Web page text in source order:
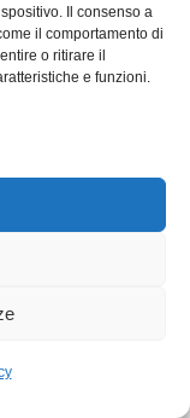
Il consenso a
il comportamento di
o ritirare il
e funzioni.
tendono a
in